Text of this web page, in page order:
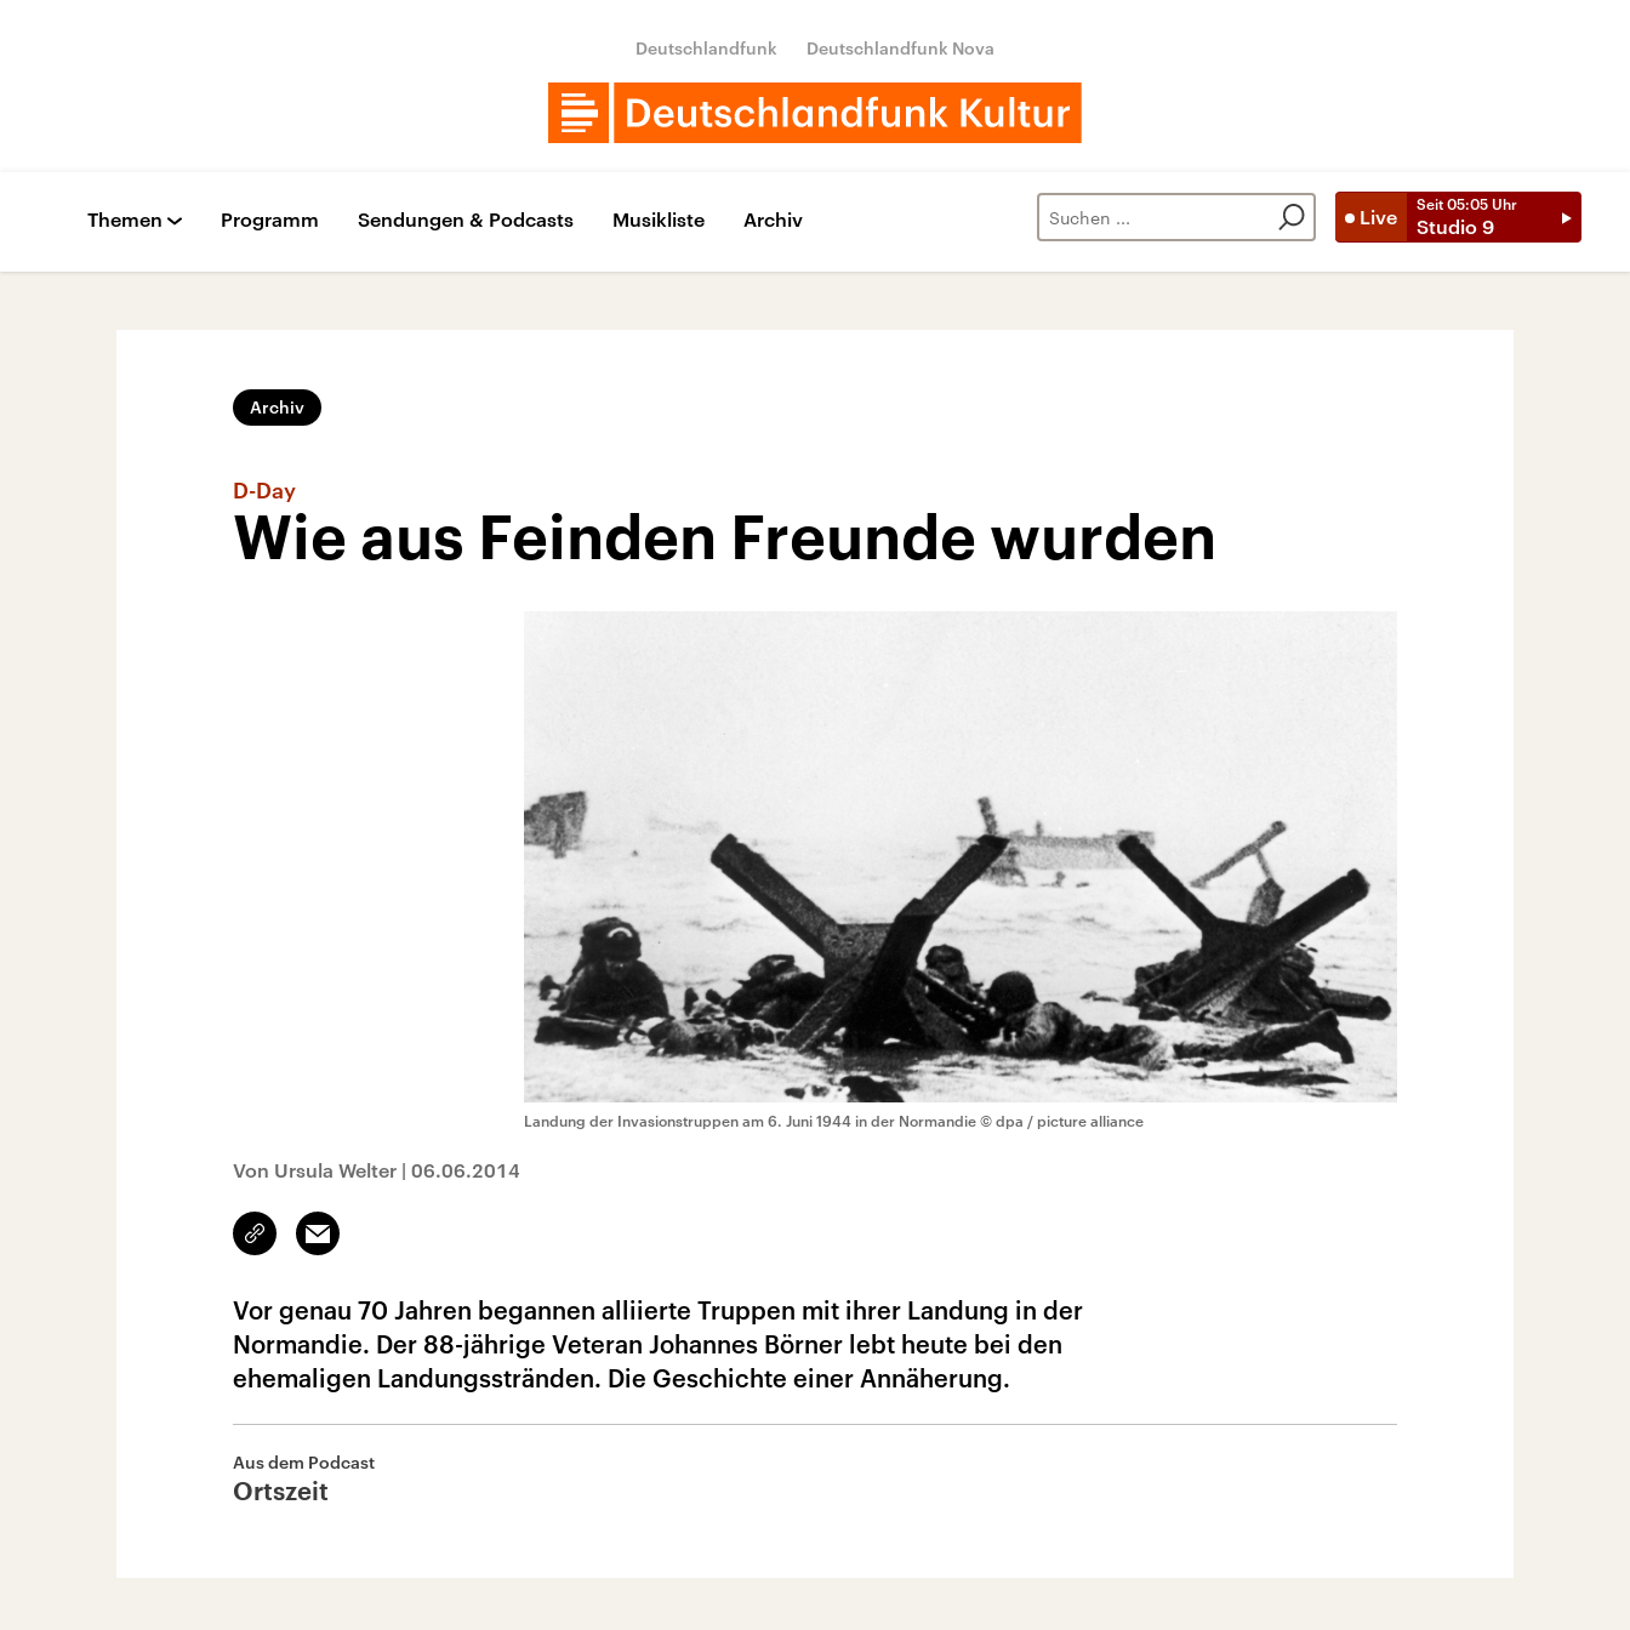
Deutschlandfunk Deutschlandfunk Nova
Live
Seit 05:05 Uhr
Studio 9
Themen Programm Sendungen & Podcasts Musikliste Archiv
Archiv
D-Day
Wie aus Feinden Freunde wurden
Landung der Invasionstruppen am 6. Juni 1944 in der Normandie © dpa / picture alliance
Von Ursula Welter | 06.06.2014
Link
kopieren/teilen
Email
Vor genau 70 Jahren begannen alliierte Truppen mit ihrer Landung in der
Normandie. Der 88-jährige Veteran Johannes Börner lebt heute bei den
ehemaligen Landungsstränden. Die Geschichte einer Annäherung.
Aus dem Podcast
Ortszeit